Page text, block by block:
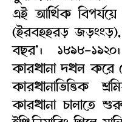
এই আর্থিক
(ইরবহহরড় জড়ংংড়),
বছর’। ১৮৯৮-
কারখানা দখল করে
কারখানাভিত্তিক
কারখানা চালাতে